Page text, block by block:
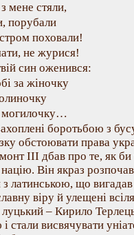
мене стяли,
порубали
поховали!
не журися!
син оженився:
за жіночку
боротьбою з
обстоювати права
III дбав про те, як би
Він якраз
з латинською, що
віру й улещені
– Кирило
стали висвячувати